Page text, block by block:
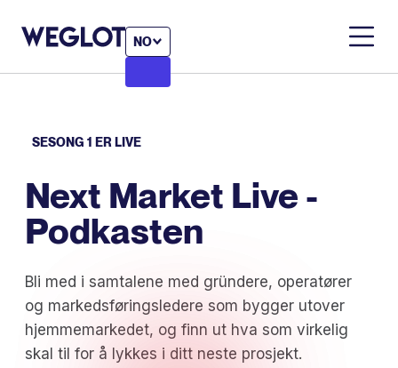
NO
SESONG 1 ER LIVE
Next Market Live -
Podkasten
Bli med i samtalene med gründere, operatører
og markedsføringsledere som bygger utover
hjemmemarkedet, og finn ut hva som virkelig
skal til for å lykkes i ditt neste prosjekt.